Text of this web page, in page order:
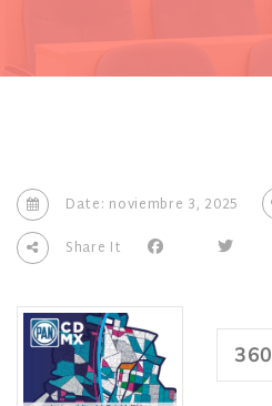
Date: noviembre 3, 2025
Share It
360